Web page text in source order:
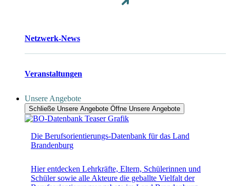
Netzwerk-News
Veranstaltungen
Unsere Angebote
Schließe Unsere Angebote Öffne Unsere Angebote
Die Berufsorientierungs-Datenbank für das Land
Brandenburg
Hier entdecken Lehrkräfte, Eltern, Schülerinnen und
Schüler sowie alle Akteure die geballte Vielfalt der